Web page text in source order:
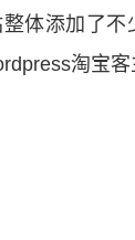
体添加了不
淘宝